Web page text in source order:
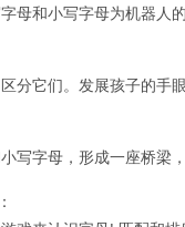
母和小写字母为机器人
分它们。发展孩子的手
写字母，形成一座桥梁